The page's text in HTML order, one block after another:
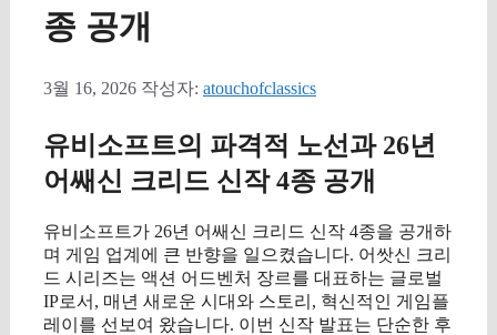
종 공개
3월 16, 2026 작성자: atouchofclassics
유비소프트의 파격적 노선과 26년
어쌔신 크리드 신작 4종 공개
유비소프트가 26년 어쌔신 크리드 신작 4종을 공개하
며 게임 업계에 큰 반향을 일으켰습니다. 어쌋신 크리
드 시리즈는 액션 어드벤처 장르를 대표하는 글로벌
IP로서, 매년 새로운 시대와 스토리, 혁신적인 게임플
레이를 선보여 왔습니다. 이번 신작 발표는 단순한 후